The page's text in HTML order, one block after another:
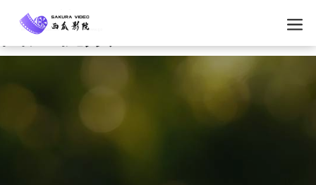
西瓜视频